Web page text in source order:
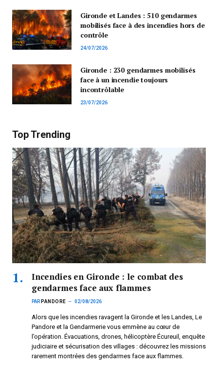
Gironde et Landes : 510 gendarmes
mobilisés face à des incendies hors de
contrôle
24/07/2026
Gironde : 230 gendarmes mobilisés
face à un incendie toujours
incontrôlable
23/07/2026
Top Trending
Incendies en Gironde : le combat des
gendarmes face aux flammes
PAR PANDORE 02/08/2026
Alors que les incendies ravagent la Gironde et les Landes, Le
Pandore et la Gendarmerie vous emmène au cœur de
l’opération. Évacuations, drones, hélicoptère Écureuil, enquête
judiciaire et sécurisation des villages : découvrez les missions
rarement montrées des gendarmes face aux flammes.